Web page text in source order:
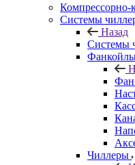
Компрессорно-
Системы
Назад
Системы
Чиллеры